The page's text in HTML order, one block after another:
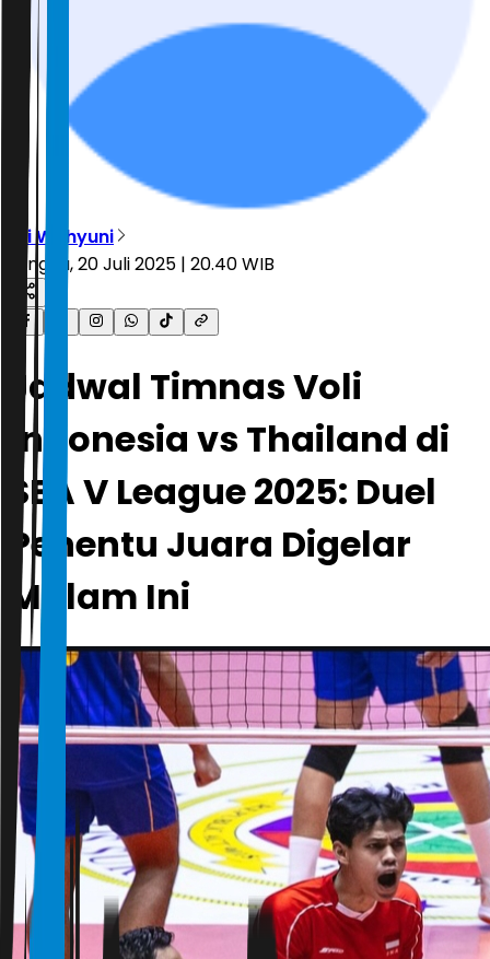
Sri Wahyuni
Minggu, 20 Juli 2025 | 20.40 WIB
Jadwal Timnas Voli
Indonesia vs Thailand di
SEA V League 2025: Duel
Penentu Juara Digelar
Malam Ini